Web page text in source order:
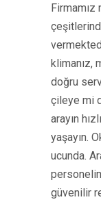
klimanız,
doğru
çileye mi
arayın
yaşayın.
ucunda.
güvenilir